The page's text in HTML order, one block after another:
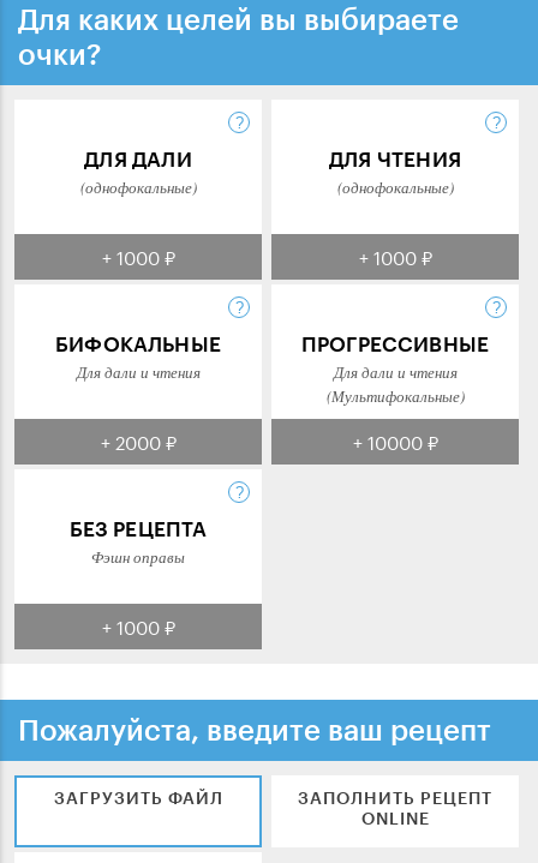
Для каких целей вы выбираете
очки?
ДЛЯ ДАЛИ
(однофокальные)
+ 1000 ₽
ДЛЯ ЧТЕНИЯ
(однофокальные)
+ 1000 ₽
БИФОКАЛЬНЫЕ
Для дали и чтения
+ 2000 ₽
ПРОГРЕССИВНЫЕ
Для дали и чтения
(Мультифокальные)
+ 10000 ₽
БЕЗ РЕЦЕПТА
Фэшн оправы
+ 1000 ₽
Пожалуйста, введите ваш рецепт
ЗАГРУЗИТЬ ФАЙЛ
ЗАПОЛНИТЬ РЕЦЕПТ
ONLINE